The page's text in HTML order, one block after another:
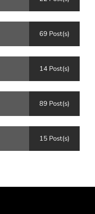
69 Post(s)
14 Post(s)
89 Post(s)
15 Post(s)